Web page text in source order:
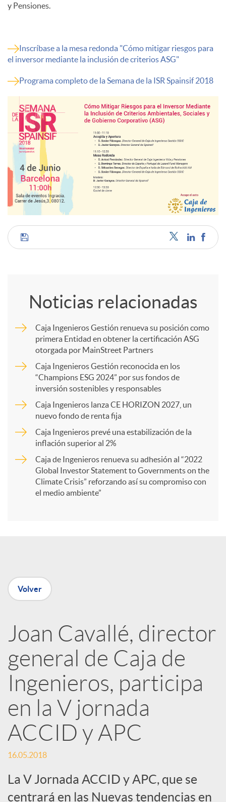
y Pensiones.
Inscríbase a la mesa redonda "Cómo mitigar riesgos para
el inversor mediante la inclusión de criterios ASG"
Programa completo de la Semana de la ISR Spainsif 2018
C
r
n
R
e
d
e
s
S
Noticias relacionadas
Caja Ingenieros Gestión renueva su posición como
primera Entidad en obtener la certificación ASG
otorgada por MainStreet Partners
Caja Ingenieros Gestión reconocida en los
“Champions ESG 2024” por sus fondos de
inversión sostenibles y responsables
Caja Ingenieros lanza CE HORIZON 2027, un
nuevo fondo de renta fija
Caja Ingenieros prevé una estabilización de la
inflación superior al 2%
Caja de Ingenieros renueva su adhesión al “2022
Global Investor Statement to Governments on the
Climate Crisis” reforzando así su compromiso con
el medio ambiente”
Volver
Joan Cavallé, director
general de Caja de
Ingenieros, participa
en la V jornada
ACCID y APC
16.05.2018
La V Jornada ACCID y APC, que se
centrará en las Nuevas tendencias en